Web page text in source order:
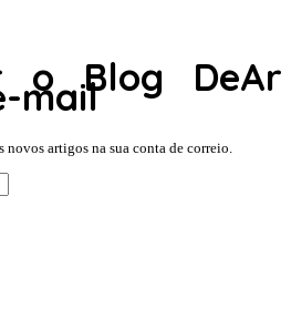
o Blog DeAr
mail
novos artigos na sua conta de correio.